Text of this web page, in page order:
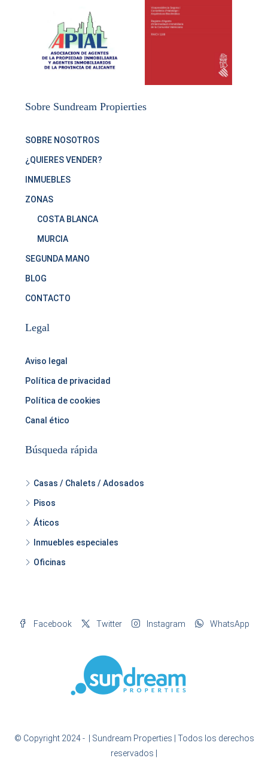
Sobre Sundream Propierties
SOBRE NOSOTROS
¿QUIERES VENDER?
INMUEBLES
ZONAS
COSTA BLANCA
MURCIA
SEGUNDA MANO
BLOG
CONTACTO
Legal
Aviso legal
Política de privacidad
Política de cookies
Canal ético
Búsqueda rápida
Casas / Chalets / Adosados
Pisos
Áticos
Inmuebles especiales
Oficinas
Facebook Twitter Instagram WhatsApp
© Copyright 2024 - | Sundream Properties | Todos los derechos
reservados |